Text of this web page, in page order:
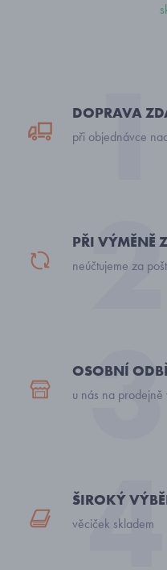
DOPRAVA
při objednávce
PŘI VÝMĚNĚ
neúčtujeme za
OSOBNÍ
u nás na prodejně
ŠIROKÝ
věciček skladem